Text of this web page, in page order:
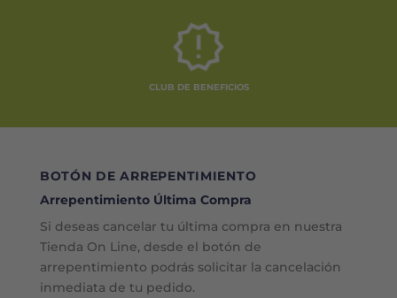
CLUB DE BENEFICIOS
BOTÓN DE ARREPENTIMIENTO
Arrepentimiento Última Compra
Si deseas cancelar tu última compra en nuestra
Tienda On Line, desde el botón de
arrepentimiento podrás solicitar la cancelación
inmediata de tu pedido.